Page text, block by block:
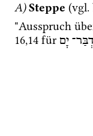
A)Steppe (vgl.
"Ausspruch
16,14 für יָם